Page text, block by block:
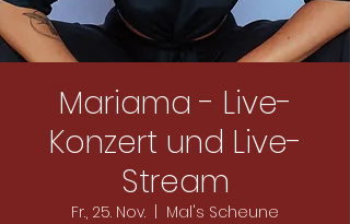
Mariama - Live-
Konzert und Live-
Stream
Fr., 25. Nov.
Mal's Scheune